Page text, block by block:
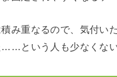
み重なるので、気付い
という人も少なくない